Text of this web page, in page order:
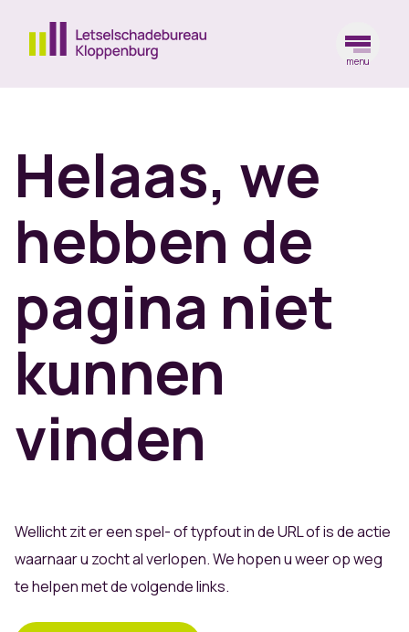
menu
Helaas, we
hebben de
pagina niet
kunnen
vinden
Wellicht zit er een spel- of typfout in de URL of is de actie
waarnaar u zocht al verlopen. We hopen u weer op weg
te helpen met de volgende links.